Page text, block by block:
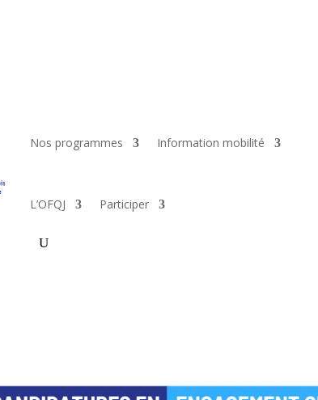
Nos programmes Information mobilité
L’OFQJ Participer